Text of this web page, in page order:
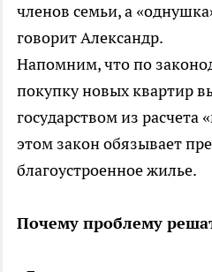
членов семьи, а
говорит Александр.
Напомним, что по
покупку новых квартир
государством из расчета
этом закон обязывает
благоустроенное жилье.
Почему проблему